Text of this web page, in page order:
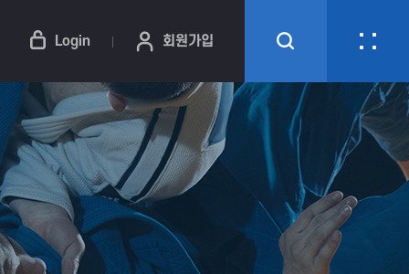
Login 회원가입